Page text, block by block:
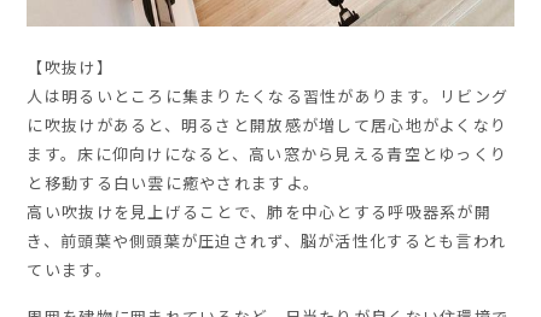
【吹抜け】
人は明るいところに集まりたくなる習性があります。リビング
に吹抜けがあると、明るさと開放感が増して居心地がよくなり
ます。床に仰向けになると、高い窓から見える青空とゆっくり
と移動する白い雲に癒やされますよ。
高い吹抜けを見上げることで、肺を中心とする呼吸器系が開
き、前頭葉や側頭葉が圧迫されず、脳が活性化するとも言われ
ています。